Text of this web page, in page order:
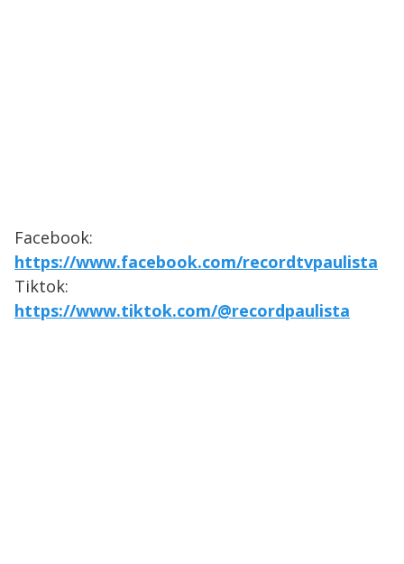
Facebook:
https://www.facebook.com/recordtvpaulista
Tiktok:
https://www.tiktok.com/@recordpaulista